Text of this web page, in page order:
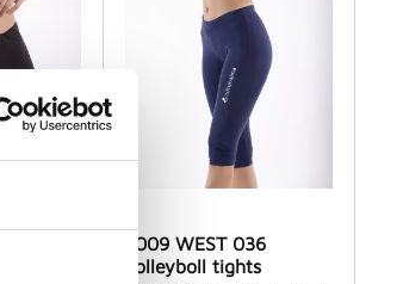
2009 WEST 036
Volleyboll tights